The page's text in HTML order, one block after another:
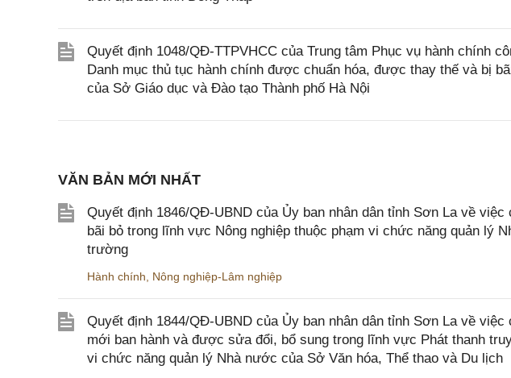
Quyết định 1048/QĐ-TTPVHCC của Trung tâm Phục vụ hành chính
Danh mục thủ tục hành chính được chuẩn hóa, được thay thế và bị
của Sở Giáo dục và Đào tạo Thành phố Hà Nội
VĂN BẢN MỚI NHẤT
Quyết định 1846/QĐ-UBND của Ủy ban nhân dân tỉnh Sơn La về
bãi bỏ trong lĩnh vực Nông nghiệp thuộc phạm vi chức năng quản lý
trường
Hành chính Nông nghiệp-Lâm nghiệp
Quyết định 1844/QĐ-UBND của Ủy ban nhân dân tỉnh Sơn La về
mới ban hành và được sửa đổi, bổ sung trong lĩnh vực Phát thanh
vi chức năng quản lý Nhà nước của Sở Văn hóa, Thể thao và Du lịch